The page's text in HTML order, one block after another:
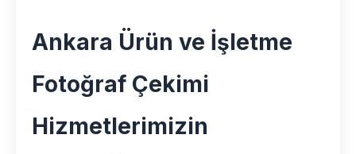
Ankara Ürün ve İşletme
Fotoğraf Çekimi
Hizmetlerimizin